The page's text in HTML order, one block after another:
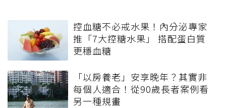
控血糖不必戒水果！內分泌專家
推「7大控糖水果」 搭配蛋白質
更穩血糖
「以房養老」安享晚年？其實非
每個人適合！從90歲長者案例看
另一種規畫